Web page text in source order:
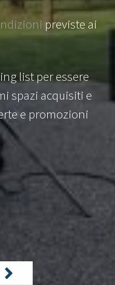
previste ai
list per essere
spazi acquisiti e
e promozioni